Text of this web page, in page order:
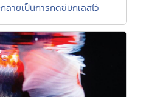
ลายเป็นการกดข่มกิเลสไว้